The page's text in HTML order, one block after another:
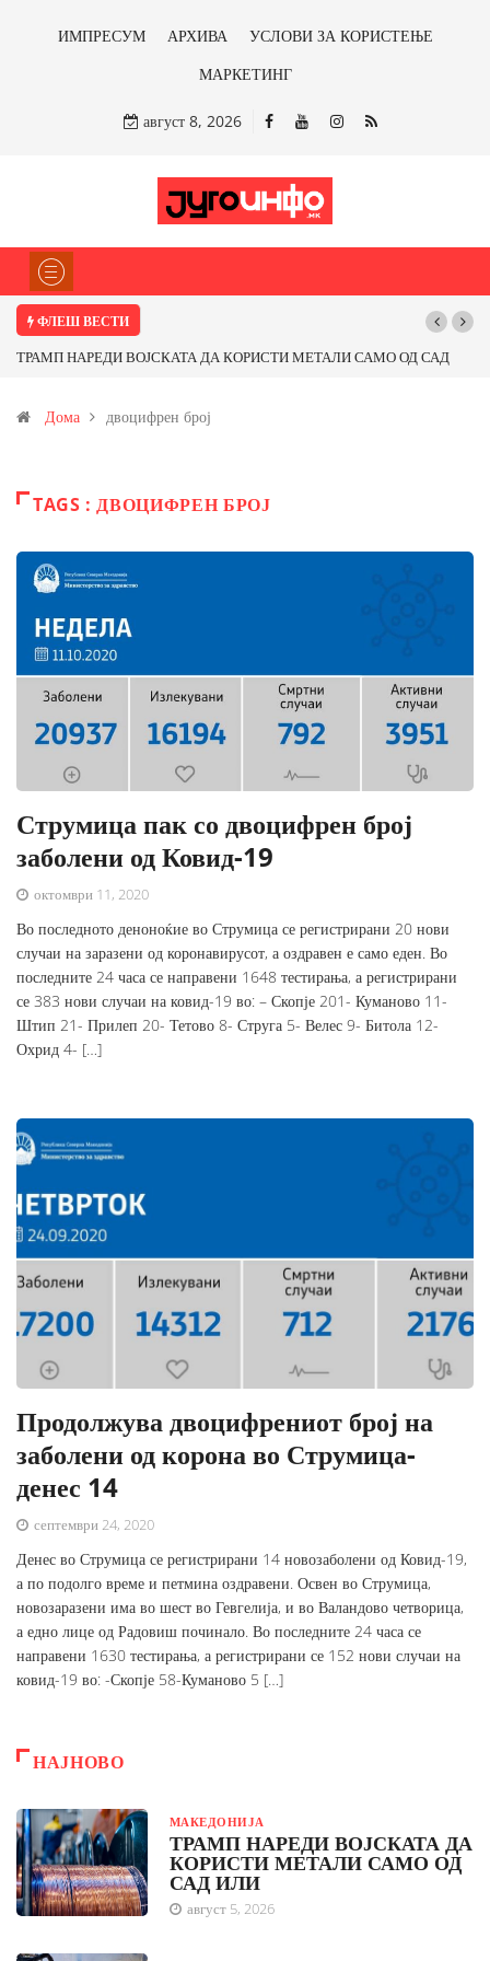
ИМПРЕСУМ АРХИВА
УСЛОВИ ЗА КОРИСТЕЊЕ
МАРКЕТИНГ
август 8, 2026
ФЛЕШ ВЕСТИ
ТРАМП НАРЕДИ ВОЈСКАТА ДА КОРИСТИ МЕТАЛИ САМО ОД САД
Иловица и со антимонот?
Дома двоцифрен број
TAGS : ДВОЦИФРЕН БРОЈ
Струмица пак со двоцифрен број
заболени од Ковид-19
октомври 11, 2020
Во последното деноноќие во Струмица се регистрирани 20 нови
случаи на заразени од коронавирусот, а оздравен е само еден. Во
последните 24 часа се направени 1648 тестирања, а регистрирани
се 383 нови случаи на ковид-19 во: – Скопје 201- Куманово 11-
Штип 21- Прилеп 20- Тетово 8- Струга 5- Велес 9- Битола 12-
Охрид 4- […]
Продолжува двоцифрениот број на
заболени од корона во Струмица-
денес 14
септември 24, 2020
Денес во Струмица се регистрирани 14 новозаболени од Ковид-19,
а по подолго време и петмина оздравени. Освен во Струмица,
новозаразени има во шест во Гевгелија, и во Валандово четворица,
а едно лице од Радовиш починало. Во последните 24 часа се
направени 1630 тестирања, а регистрирани се 152 нови случаи на
ковид-19 во: -Скопје 58-Куманово 5 […]
НАЈНОВО
МАКЕДОНИЈА
ТРАМП НАРЕДИ ВОЈСКАТА ДА
КОРИСТИ МЕТАЛИ САМО ОД
САД ИЛИ
август 5, 2026